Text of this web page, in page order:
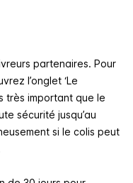
partenaires. Pour
l’onglet ‘Le
très important que le
sécurité jusqu’au
si le colis peut